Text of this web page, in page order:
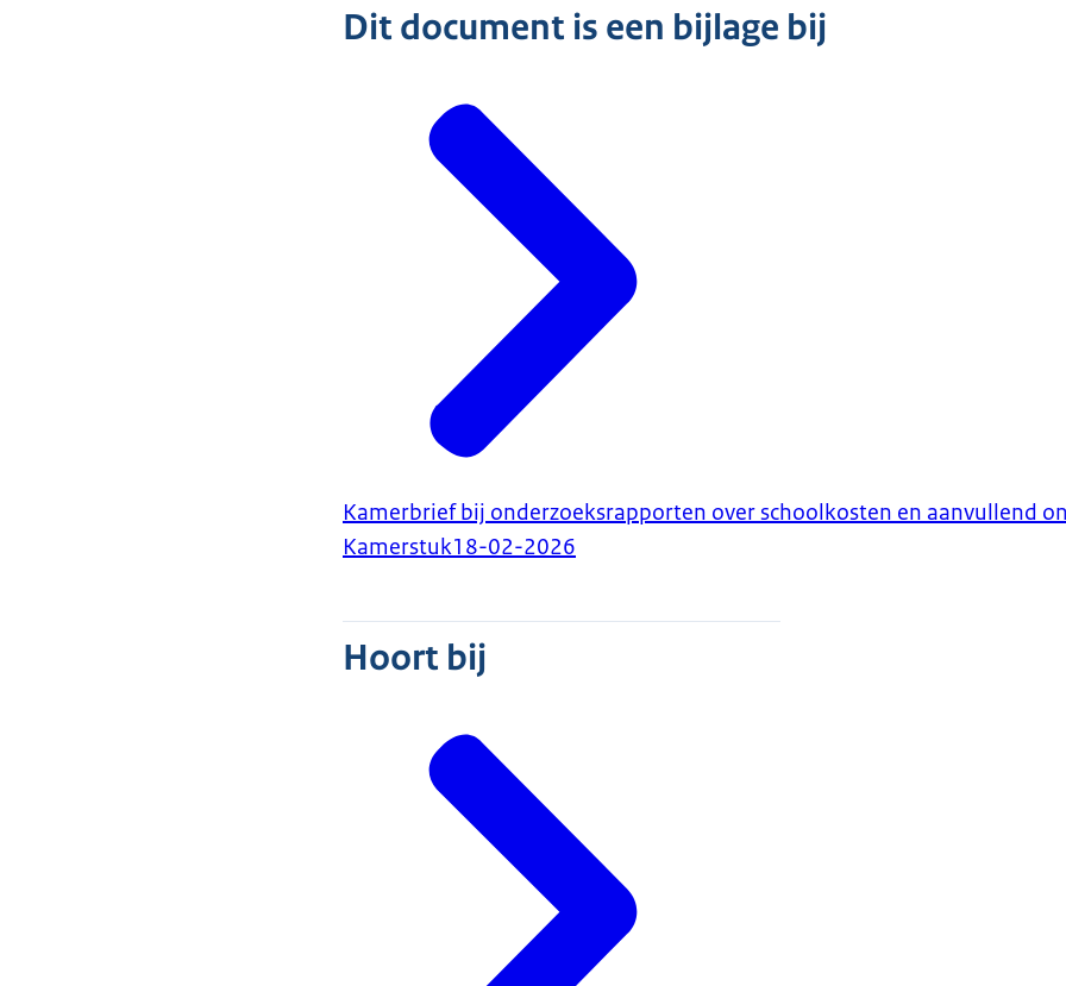
Dit document is een bijlage bij
Kamerbrief bij onderzoeksrapporten over schoolkosten en aanvullend
Kamerstuk18-02-2026
Hoort bij